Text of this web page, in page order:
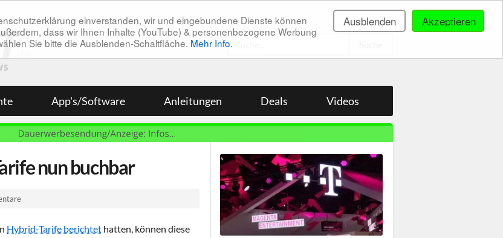
Akzeptieren
Ausblenden
einverstanden, wir und eingebundene Dienste können
dass wir Ihnen Inhalte (YouTube) & personenbezogene Werbung
Sie bitte die Ausblenden-Schaltfläche. Mehr Info.
App's/Software Anleitungen Deals Videos
nun buchbar
Hybrid-Tarife berichtet hatten, können diese